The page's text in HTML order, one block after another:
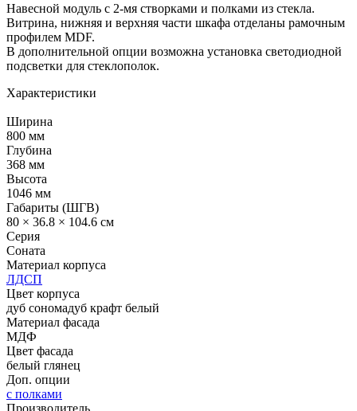
Навесной модуль с 2-мя створками и полками из стекла.
Витрина, нижняя и верхняя части шкафа отделаны рамочным
профилем MDF.
В дополнительной опции возможна установка светодиодной
подсветки для стеклополок.
Характеристики
Ширина
800 мм
Глубина
368 мм
Высота
1046 мм
Габариты (ШГВ)
80 × 36.8 × 104.6 см
Серия
Соната
Материал корпуса
ЛДСП
Цвет корпуса
дуб сономадуб крафт белый
Материал фасада
МДФ
Цвет фасада
белый глянец
Доп. опции
с полками
Производитель